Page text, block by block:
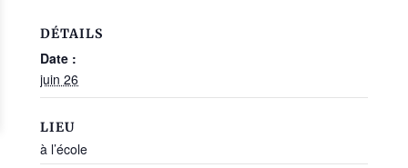
DÉTAILS
Date :
juin 26
LIEU
à l’école